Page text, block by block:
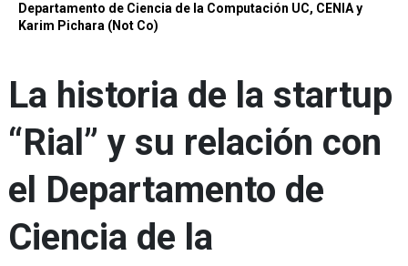
Departamento de Ciencia de la Computación UC, CENIA y
Karim Pichara (Not Co)
La historia de la startup
“Rial” y su relación con
el Departamento de
Ciencia de la